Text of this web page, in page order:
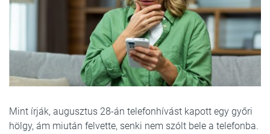
Mint írják, augusztus 28-án telefonhívást kapott egy győri
hölgy, ám miután felvette, senki nem szólt bele a telefonba.